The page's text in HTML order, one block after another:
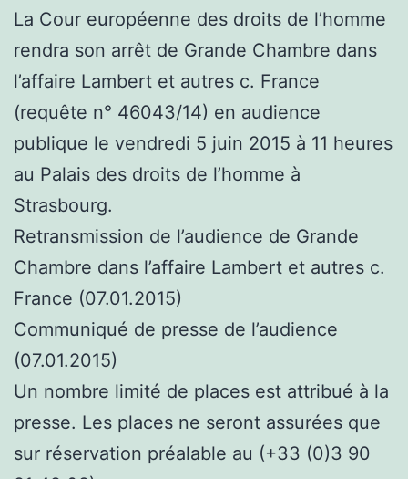
La Cour européenne des droits de l’homme
rendra son arrêt de Grande Chambre dans
l’affaire Lambert et autres c. France
(requête n° 46043/14) en audience
publique le vendredi 5 juin 2015 à 11 heures
au Palais des droits de l’homme à
Strasbourg.
Retransmission de l’audience de Grande
Chambre dans l’affaire Lambert et autres c.
France (07.01.2015)
Communiqué de presse de l’audience
(07.01.2015)
Un nombre limité de places est attribué à la
presse. Les places ne seront assurées que
sur réservation préalable au (+33 (0)3 90